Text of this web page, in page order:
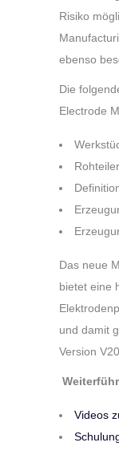
Risiko
ebenso
Die
Electrode
Das neue
bietet eine
und damit
Version
Videos